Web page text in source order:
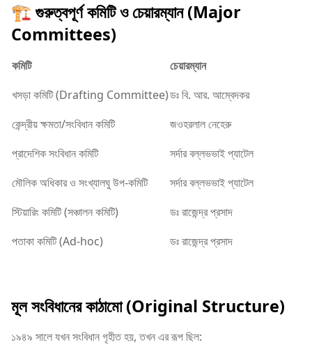
​🏗️ গুরুত্বপূর্ণ কমিটি ও চেয়ারম্যান (Major
Committees)
কমিটি
চেয়ারম্যান
খসড়া কমিটি (Drafting Committee)ডঃ বি. আর. আম্বেদকর
কেন্দ্রীয় ক্ষমতা/সংবিধান কমিটি
জওহরলাল নেহেরু
প্রাদেশিক সংবিধান কমিটি
সর্দার বল্লভভাই প্যাটেল
মৌলিক অধিকার ও সংখ্যালঘু উপ-কমিটি
সর্দার বল্লভভাই প্যাটেল
স্টিয়ারিং কমিটি (সঞ্চালন কমিটি)
ডঃ রাজেন্দ্র প্রসাদ
পতাকা কমিটি (Ad-hoc)
ডঃ রাজেন্দ্র প্রসাদ
মূল সংবিধানের কাঠামো (Original Structure)
​১৯৪৯ সালে যখন সংবিধান গৃহীত হয়, তখন এর রূপ ছিল: